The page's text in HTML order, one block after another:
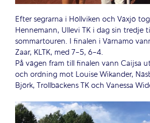
Efter segrarna i Höllviken och Växjö
Hennemann, Ullevi TK i dag sin tredje
sommartouren. I finalen i Värnamo
Zaar, KLTK, med 7-5, 6-4.
På vägen fram till finalen vann Caijsa
och ordning mot Louise Wikander,
Björk, Trollbäckens TK och Vanessa